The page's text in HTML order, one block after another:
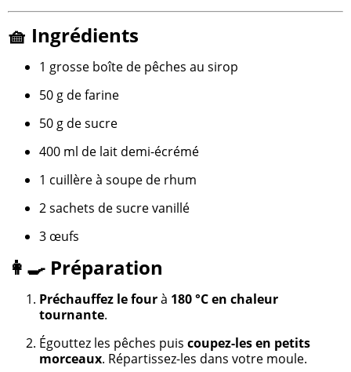
🧺 Ingrédients
1 grosse boîte de pêches au sirop
50 g de farine
50 g de sucre
400 ml de lait demi-écrémé
1 cuillère à soupe de rhum
2 sachets de sucre vanillé
3 œufs
👩‍🍳 Préparation
Préchauffez le fourà 180 °C en chaleur
tournante.
Égouttez les pêches puis coupez-les en petits
morceaux. Répartissez-les dans votre moule.